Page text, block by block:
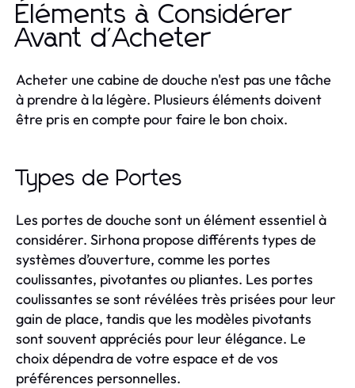
Éléments à Considérer
Avant d'Acheter
Acheter une cabine de douche n'est pas une tâche
à prendre à la légère. Plusieurs éléments doivent
être pris en compte pour faire le bon choix.
Types de Portes
Les portes de douche sont un élément essentiel à
considérer. Sirhona propose différents types de
systèmes d’ouverture, comme les portes
coulissantes, pivotantes ou pliantes. Les portes
coulissantes se sont révélées très prisées pour leur
gain de place, tandis que les modèles pivotants
sont souvent appréciés pour leur élégance. Le
choix dépendra de votre espace et de vos
préférences personnelles.